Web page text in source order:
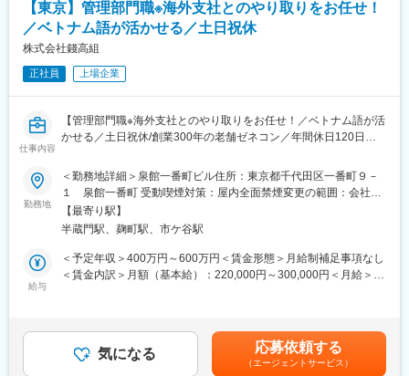
・法務（契約、リスク管理、コンプライアンス管理）
・経理（原価会計、業績管理、ＪＶ運営）
・総務（事故対応、式典）
・人事（社外人材管理、健康管理）
・渉外（得意先・設計事務所、近隣対応）
の取りまとめ役として、円滑な現場運営に寄与いただきます。
工事の最前線である現場に近い立場で、建物が完成していく過程
を間近で見届けられる仕事です。契約・総務・経理などの事務面
から施工管理等のメンバーを幅広く支え、現場運営を“回す”役割と
してチームに貢献できます。
日々のサポートを通じて現場からの信頼を得られ、竣工時にはチ
ームの一員として大きな達成感を得られます。自分が関わった建
物が長く形として残るため、仕事の成果を実感しやすい点も魅力
【組織構成】
中部支店 管理部現業グループ
∟総人数：約35名（男：女＝ 8：2）
【東京】管理部門職※海外支社とのやり取りをお任せ！
／ベトナム語が活かせる／土日祝休
株式会社錢高組
正社員 上場企業
仕事内容
【管理部門職※海外支社とのやり取りをお任せ！／ベトナム語が活
かせる／土日祝休/創業300年の老舗ゼネコン／年間休日120日・
より）】
■職務概要：
当社管理部門にて海外支社（主にベトナム）との管理部門業務を
担当して頂きます。
▼具体的には…
海外支社での管理部門業務のサポートや代行を本社にてご対応い
る海外業務の知識やスキルを身に着けることができます。
業務例）
・外国籍従業員の雇用手続き関連のサポート
勤務地
＜勤務地詳細＞泉館一番町ビル住所：東京都千代田区一番町９－
１ 泉館一番町 受動喫煙対策：屋内全面禁煙変更の範囲：会社の
定める事業所
【最寄り駅】
半蔵門駅、麹町駅、市ケ谷駅
給与
＜予定年収＞400万円～600万円＜賃金形態＞月給制補足事項なし
＜賃金内訳＞月額（基本給）：220,000円～300,000円＜月給＞
下する可能性があります。月給(月額)は固定手当を含めた表記で
す。
気になる 応募依頼する
（エージェントサービス）